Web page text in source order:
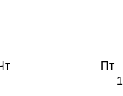
Пт
1